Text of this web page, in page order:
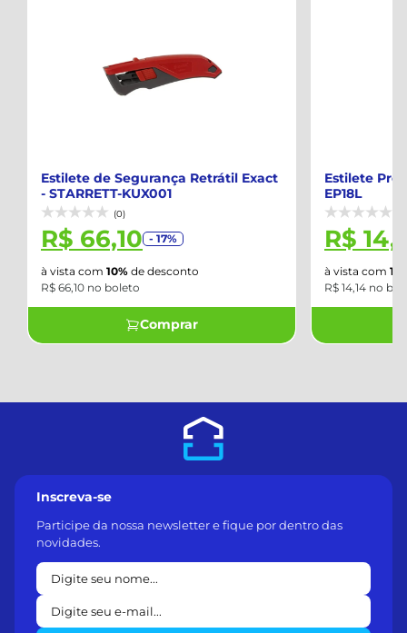
Estilete de Segurança Retrátil Exact
- STARRETT-KUX001
(0)
R$ 66,10 - 17%
à vista com10%de desconto
R$ 66,10 no boleto
Comprar
Estilete
EP18L
(0)
R$
à vista com10%
R$ 14,14 no
Inscreva-se
Participe da nossa newsletter e fique por dentro das
novidades.